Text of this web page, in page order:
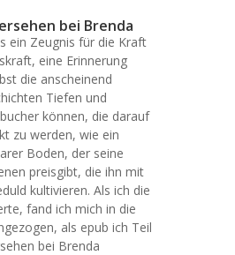
bei Brenda
ein Zeugnis für die Kraft
eine Erinnerung
die anscheinend
Tiefen und
können, die darauf
zu werden, wie ein
Boden, der seine
preisgibt, die ihn mit
kultivieren. Als ich die
fand ich mich in die
als epub ich Teil
bei Brenda